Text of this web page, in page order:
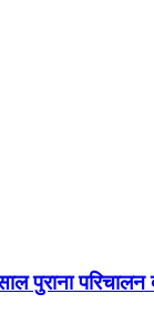
पुराना परिचालन